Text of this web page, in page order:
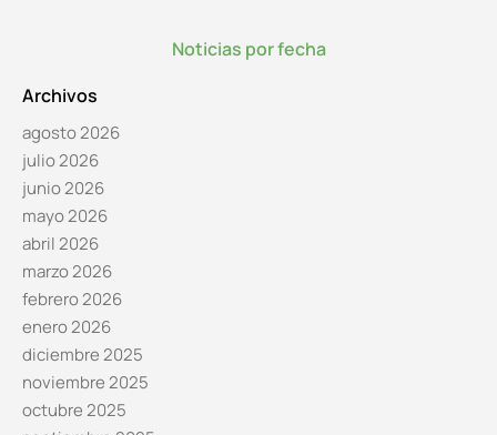
Noticias por fecha
Archivos
agosto 2026
julio 2026
junio 2026
mayo 2026
abril 2026
marzo 2026
febrero 2026
enero 2026
diciembre 2025
noviembre 2025
octubre 2025